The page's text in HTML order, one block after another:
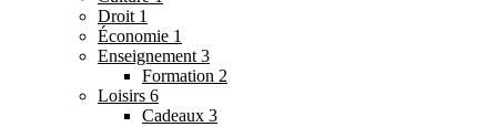
Droit 1
Économie 1
Enseignement 3
Formation 2
Loisirs 6
Cadeaux 3